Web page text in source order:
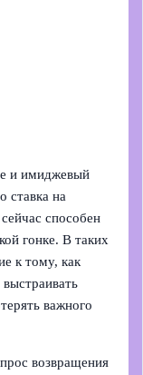
и имиджевый
ставка на
способен
гонке. В таких
к тому, как
выстраивать
важного
возвращения